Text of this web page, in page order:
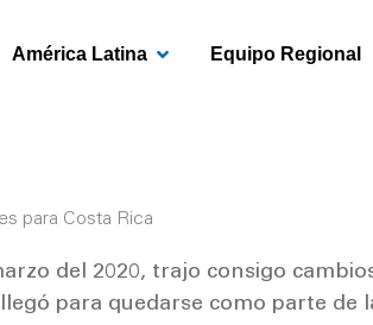
América Latina OPEN AMÉRICA LATINA
Equipo Regional
para Costa Rica
del 2020, trajo consigo
para quedarse como parte de